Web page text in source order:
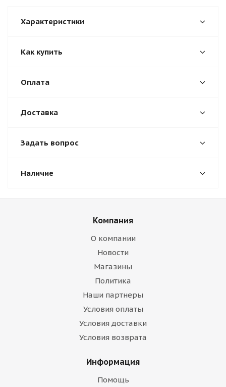
Характеристики
Как купить
Оплата
Доставка
Задать вопрос
Наличие
Компания
О компании
Новости
Магазины
Политика
Наши партнеры
Условия оплаты
Условия доставки
Условия возврата
Информация
Помощь